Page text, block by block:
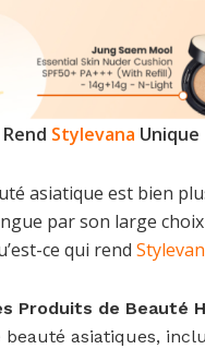
Stylevana Unique
asiatique est bien
par son large choix
ce qui rend
Produits de Beauté
beauté asiatiques,